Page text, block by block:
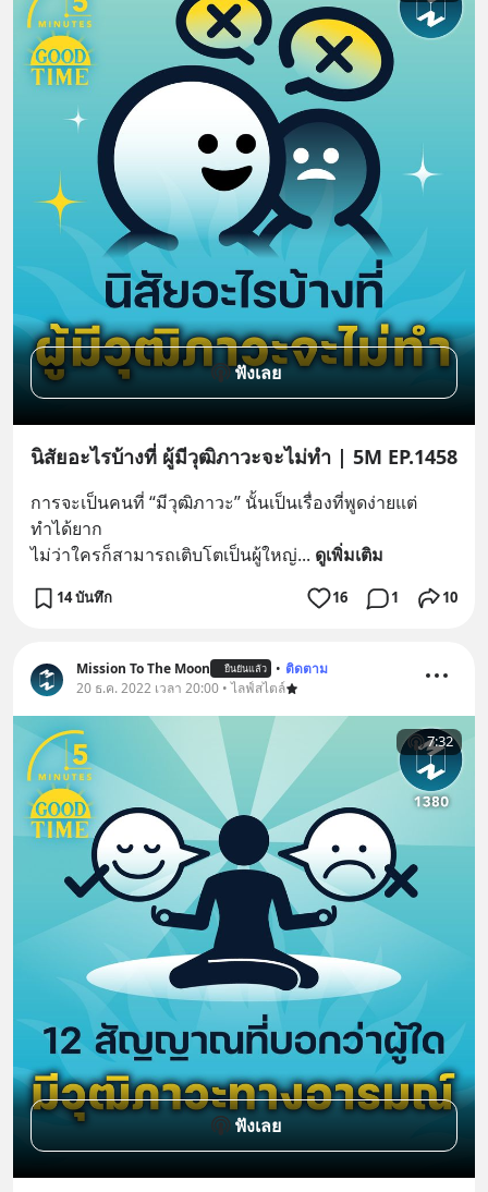
ฟังเลย
นิสัยอะไรบ้างที่ ผู้มีวุฒิภาวะจะไม่ทำ | 5M EP.1458
การจะเป็นคนที่ “มีวุฒิภาวะ” นั้นเป็นเรื่องที่พูดง่ายแต่
ทำได้ยาก
ไม่ว่าใครก็สามารถเติบโตเป็นผู้ใหญ่... ดูเพิ่มเติม
14 บันทึก 16 1 10
Mission To The Moon ยืนยันแล้ว • ติดตาม
20 ธ.ค. 2022 เวลา 20:00 • ไลฟ์สไตล์
7:32
ฟังเลย